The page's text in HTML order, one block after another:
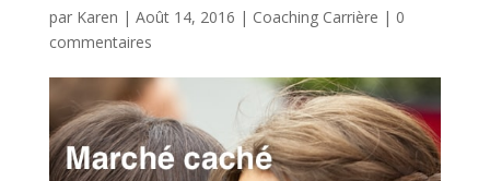
par Karen | Août 14, 2016 | Coaching Carrière | 0
commentaires